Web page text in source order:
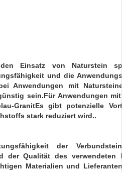
Einsatz von Naturstein
und die
Anwendungen mit
sein.Für Anwendungen
GranitEs gibt potenzielle
stark reduziert wird..
der
der Qualität des
Materialien und